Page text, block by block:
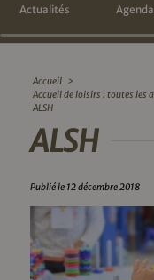
Actualités Agenda
Accueil >
Accueil de loisirs : toutes les
ALSH
ALSH
Publié le 12 décembre 2018